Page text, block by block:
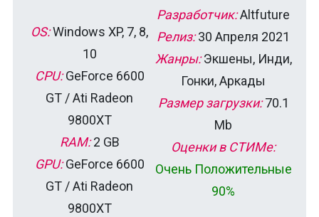
OS:Windows XP, 7, 8,
10
CPU:GeForce 6600
GT / Ati Radeon
9800XT
RAM:2 GB
GPU:GeForce 6600
GT / Ati Radeon
9800XT
Разработчик:Altfuture
Релиз:30 Апреля 2021
Жанры:Экшены, Инди,
Гонки, Аркады
Размер загрузки:70.1
Mb
Оценки в СТИМе:
Очень Положительные
90%